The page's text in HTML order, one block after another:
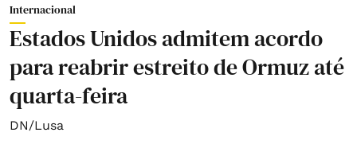
Internacional
Estados Unidos admitem acordo
para reabrir estreito de Ormuz até
quarta-feira
DN/Lusa